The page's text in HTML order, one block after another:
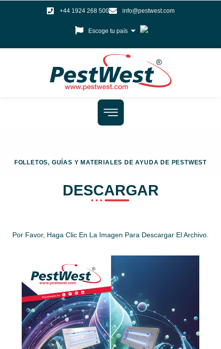
+44 1924 268 500 info@pestwest.com
Escoge tu país
FOLLETOS, GUÍAS Y MATERIALES DE AYUDA DE PESTWEST
DESCARGAR
Por Favor, Haga Clic En La Imagen Para Descargar El Archivo.